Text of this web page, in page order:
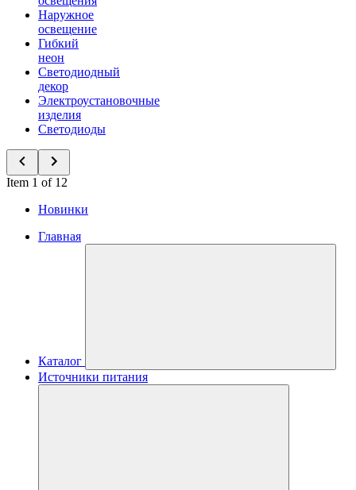
Наружное
освещение
Гибкий
неон
Светодиодный
декор
Электроустановочные
изделия
Светодиоды
Item 1 of 12
Новинки
Главная
Каталог
Источники питания